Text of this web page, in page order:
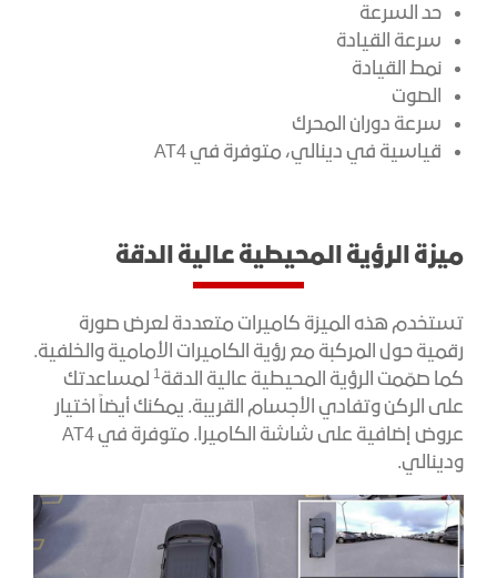
حد السرعة
سرعة القيادة
نمط القيادة
الصوت
سرعة دوران المحرك
قياسية في دينالي، متوفرة في AT4
ميزة الرؤية المحيطية عالية الدقة
تستخدم هذه الميزة كاميرات متعددة لعرض صورة
رقمية حول المركبة مع رؤية الكاميرات الأمامية والخلفية.
كما صمّمت الرؤية المحيطية عالية الدقة1 لمساعدتك
على الركن وتفادي الأجسام القريبة. يمكنك أيضاً اختيار
عروض إضافية على شاشة الكاميرا. متوفرة في AT4
ودينالي.